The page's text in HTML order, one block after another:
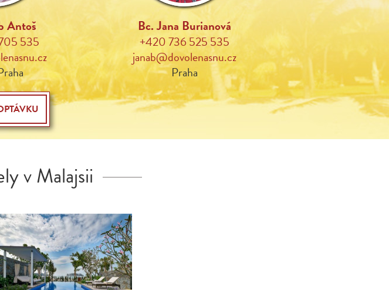
Antoš
535
Bc. Jana Burianová
+420 736 525 535
janab@dovolenasnu.cz
Praha
v Malajsii
Hotel ve Viktoriánském
stylu s možností ubytování
v moderních vilách. Výhled
na malý přístav i moře.
Vhodný po celý rok.